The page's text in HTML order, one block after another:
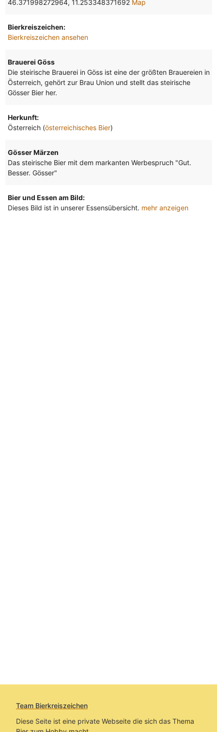
46.371998272964, 11.253348371692 Map
Bierkreiszeichen:
Bierkreiszeichen ansehen
Brauerei Göss
Die steirische Brauerei in Göss ist eine der größten Brauereien in
Österreich, gehört zur Brau Union und stellt das steirische
Gösser Bier her.
Herkunft:
Österreich (österreichisches Bier)
Gösser Märzen
Das steirische Bier mit dem markanten Werbespruch "Gut.
Besser. Gösser"
Bier und Essen am Bild:
Dieses Bild ist in unserer Essensübersicht. mehr anzeigen
Team Bierkreiszeichen
Diese Seite ist eine private Webseite die sich das Thema